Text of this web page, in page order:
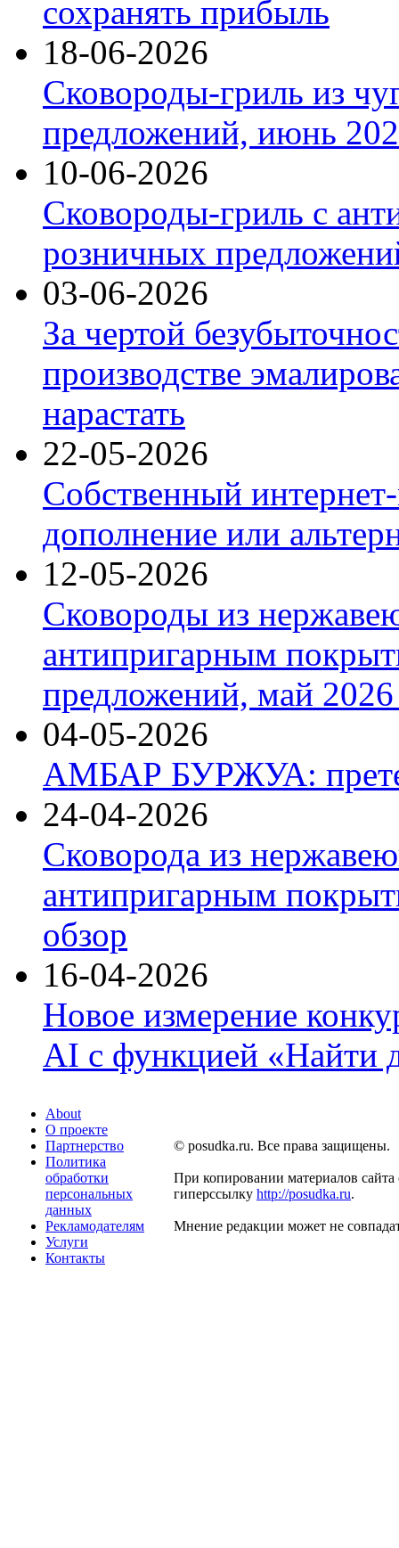
сохранять прибыль
18-06-2026
Сковороды-гриль из
предложений, июнь
10-06-2026
Сковороды-гриль с
розничных
03-06-2026
За чертой
производстве
нарастать
22-05-2026
Собственный
дополнение или
12-05-2026
Сковороды из
антипригарным
предложений, май 2026
04-05-2026
АМБАР БУРЖУА:
24-04-2026
Сковорода из
антипригарным
обзор
16-04-2026
Новое измерение
AI с функцией «Найти
About
О проекте
Партнерство
Политика
обработки
персональных
данных
Рекламодателям
Услуги
Контакты
© posudka.ru. Все права защищены.
При копировании материалов сайта
гиперссылку http://posudka.ru.
Мнение редакции может не